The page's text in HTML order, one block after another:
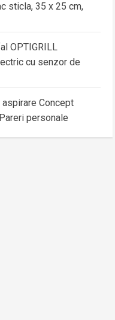
sticla, 35 x 25 cm,
OPTIGRILL
cu senzor de
aspirare Concept
personale